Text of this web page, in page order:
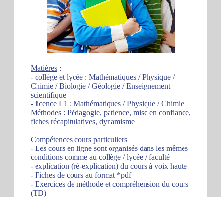
Matières :
- collège et lycée : Mathématiques / Physique /
Chimie / Biologie / Géologie / Enseignement
scientifique
- licence L1 : Mathématiques / Physique / Chimie
Méthodes : Pédagogie, patience, mise en confiance,
fiches récapitulatives, dynamisme
Compétences cours particuliers
- Les cours en ligne sont organisés dans les mêmes
conditions comme au collège / lycée / faculté
- explication (ré-explication) du cours à voix haute
- Fiches de cours au format *pdf
- Exercices de méthode et compréhension du cours
(TD)